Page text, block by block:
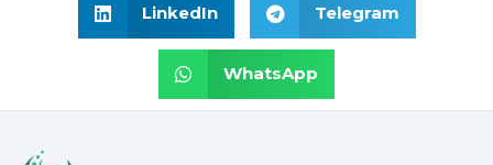
LinkedIn Telegram
WhatsApp